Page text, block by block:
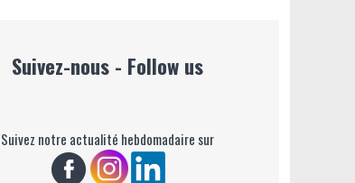
Suivez-nous - Follow us
Suivez notre actualité hebdomadaire sur